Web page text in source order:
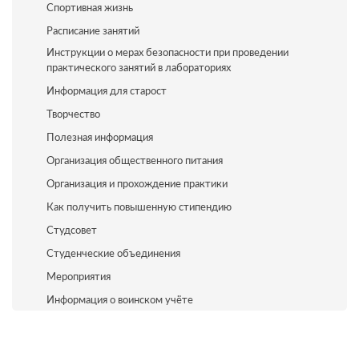
Спортивная жизнь
Расписание занятий
Инструкции о мерах безопасности при проведении
практического занятий в лабораториях
Информация для старост
Творчество
Полезная информация
Организация общественного питания
Организация и прохождение практики
Как получить повышенную стипендию
Студсовет
Студенческие объединения
Мероприятия
Информация о воинском учёте